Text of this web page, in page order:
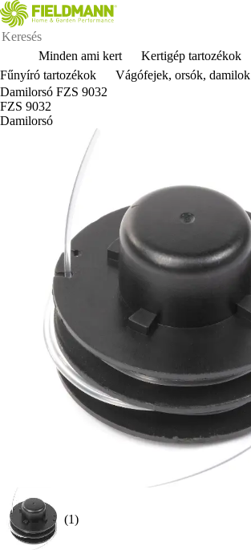
Minden ami kert
Kertigép tartozékok
Fűnyíró tartozékok
Vágófejek, orsók, damilok
Damilorsó FZS 9032
FZS 9032
Damilorsó
(1)